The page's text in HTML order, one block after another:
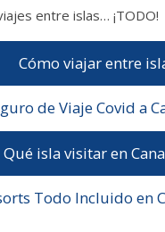
entre islas… ¡TODO!
Cómo viajar entre
de Viaje Covid a
Qué isla visitar en
Todo Incluido en